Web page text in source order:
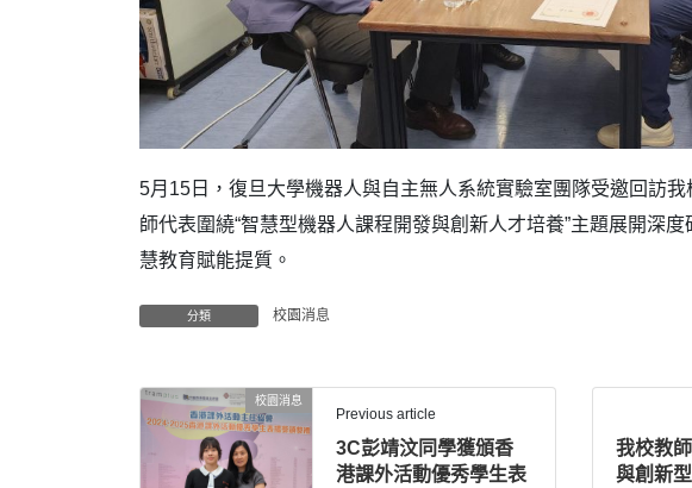
5月15日，復旦大學機器人與自主無人系統實驗室團隊受邀回訪
師代表圍繞“智慧型機器人課程開發與創新人才培養”主題展開深
慧教育賦能提質。
分類 校園消息
校園消息
Previous article
3C彭靖汶同學獲頒香
港課外活動優秀學生表
我校教
與創新